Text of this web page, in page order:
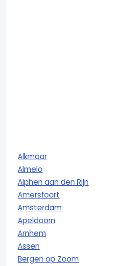
Alkmaar
Almelo
Alphen aan den Rijn
Amersfoort
Amsterdam
Apeldoorn
Arnhem
Assen
Bergen op Zoom